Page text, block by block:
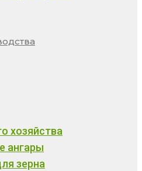
хозяйства
ангары
зерна